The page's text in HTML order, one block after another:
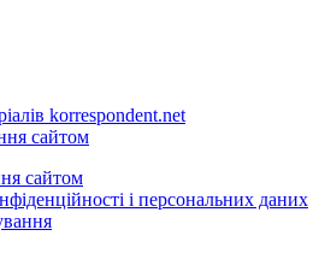
korrespondent.net
сайтом
сайтом
і персональних даних